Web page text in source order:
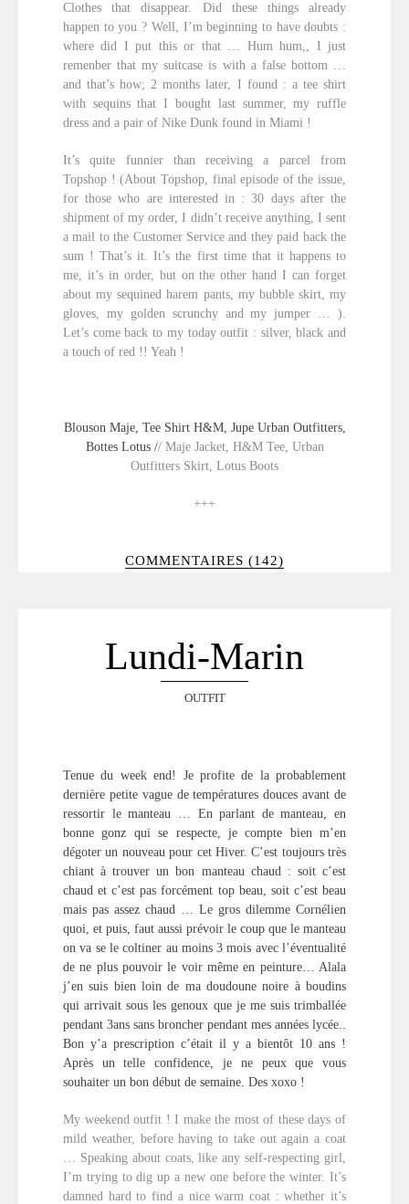
Clothes that disappear. Did these things already
happen to you ? Well, I’m beginning to have doubts :
where did I put this or that … Hum hum,, I just
remenber that my suitcase is with a false bottom …
and that’s how; 2 months later, I found : a tee shirt
with sequins that I bought last summer, my ruffle
dress and a pair of Nike Dunk found in Miami !
It’s quite funnier than receiving a parcel from
Topshop ! (About Topshop, final episode of the issue,
for those who are interested in : 30 days after the
shipment of my order, I didn’t receive anything, I sent
a mail to the Customer Service and they paid back the
sum ! That’s it. It’s the first time that it happens to
me, it’s in order, but on the other hand I can forget
about my sequined harem pants, my bubble skirt, my
gloves, my golden scrunchy and my jumper … ).
Let’s come back to my today outfit : silver, black and
a touch of red !! Yeah !
Blouson Maje, Tee Shirt H&M, Jupe Urban Outfitters,
Bottes Lotus // Maje Jacket, H&M Tee, Urban
Outfitters Skirt, Lotus Boots
+++
COMMENTAIRES (142)
Lundi-Marin
OUTFIT
Tenue du week end! Je profite de la probablement
dernière petite vague de températures douces avant de
ressortir le manteau … En parlant de manteau, en
bonne gonz qui se respecte, je compte bien m’en
dégoter un nouveau pour cet Hiver. C’est toujours très
chiant à trouver un bon manteau chaud : soit c’est
chaud et c’est pas forcément top beau, soit c’est beau
mais pas assez chaud … Le gros dilemme Cornélien
quoi, et puis, faut aussi prévoir le coup que le manteau
on va se le coltiner au moins 3 mois avec l’éventualité
de ne plus pouvoir le voir même en peinture… Alala
j’en suis bien loin de ma doudoune noire à boudins
qui arrivait sous les genoux que je me suis trimballée
pendant 3ans sans broncher pendant mes années lycée..
Bon y’a prescription c’était il y a bientôt 10 ans !
Après un telle confidence, je ne peux que vous
souhaiter un bon début de semaine. Des xoxo !
My weekend outfit ! I make the most of these days of
mild weather, before having to take out again a coat
… Speaking about coats, like any self-respecting girl,
I’m trying to dig up a new one before the winter. It’s
damned hard to find a nice warm coat : whether it’s